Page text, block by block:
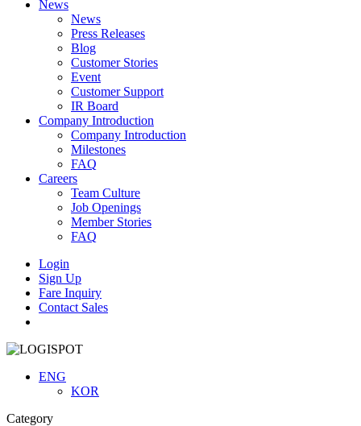
News
News
Press Releases
Blog
Customer Stories
Event
Customer Support
IR Board
Company Introduction
Company Introduction
Milestones
FAQ
Careers
Team Culture
Job Openings
Member Stories
FAQ
Login
Sign Up
Fare Inquiry
Contact Sales
ENG
KOR
Category